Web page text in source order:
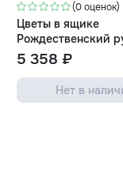
(0 оценок)
Цветы в ящике
Рождественский
5 358 ₽
Нет в